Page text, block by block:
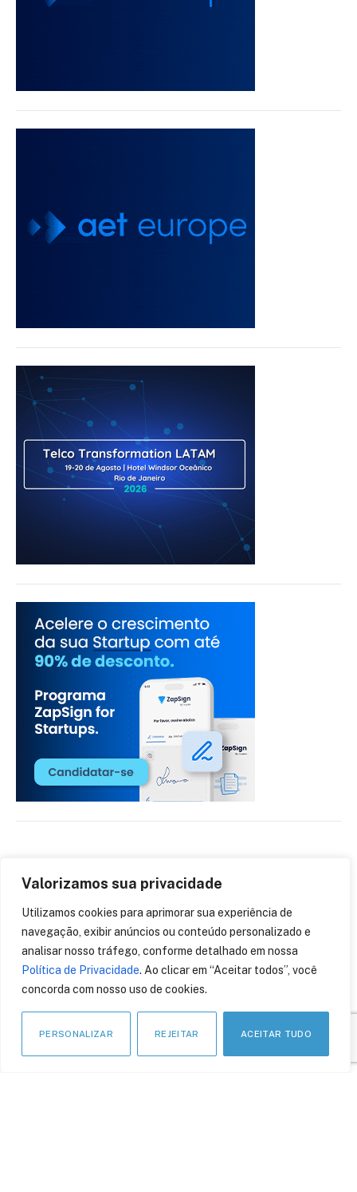
Valorizamos sua privacidade
Utilizamos cookies para aprimorar sua experiência de
navegação, exibir anúncios ou conteúdo personalizado e
analisar nosso tráfego, conforme detalhado em nossa
Política de Privacidade. Ao clicar em “Aceitar todos”, você
concorda com nosso uso de cookies.
PERSONALIZAR REJEITAR ACEITAR TUDO
APOIO INSTITUCIONAL